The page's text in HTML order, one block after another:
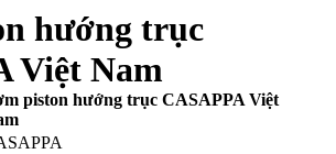
hướng trục
Việt Nam
piston hướng trục CASAPPA Việt